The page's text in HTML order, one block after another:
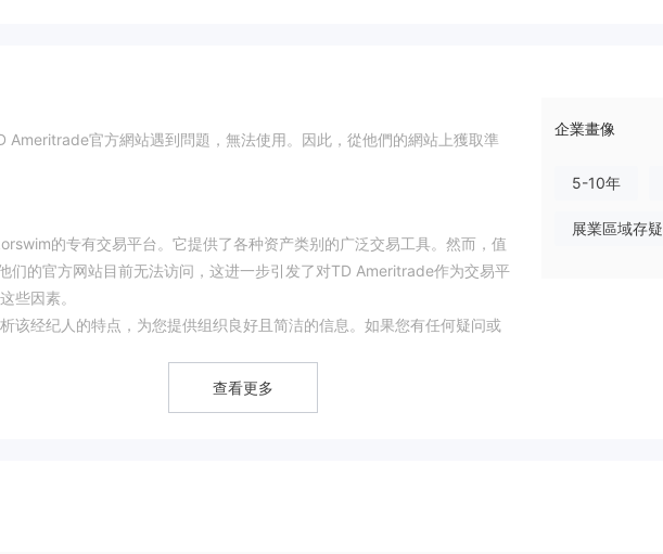
官方網站遇到問題，無法使用。因此，從他們的網站上獲取準
的专有交易平台。它提供了各种资产类别的广泛交易工具。然而，值
的官方网站目前无法访问，这进一步引发了对TD Ameritrade作为交易平
些因素。
该经纪人的特点，为您提供组织良好且简洁的信息。如果您有任何疑问或
企業畫像
5-10年
展業區域存疑
查看更多